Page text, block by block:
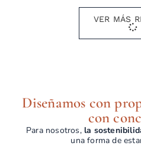
VER MÁS
Diseñamos con
con
Para nosotros, la
una forma de